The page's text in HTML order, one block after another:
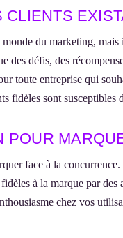
CLIENTS
du marketing,
défis, des
toute entreprise qui
fidèles sont susceptibles
POUR
face à la
à la marque par
chez vos